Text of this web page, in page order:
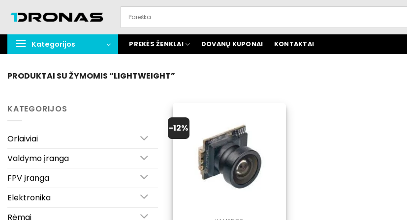
turinį
Kategorijos PREKĖS ŽENKLAI DOVANŲ KUPONAI KONTAKTAI
PRODUKTAI SU ŽYMOMIS “LIGHTWEIGHT”
KATEGORIJOS
Orlaiviai
Valdymo įranga
FPV įranga
Elektronika
Rėmai
-12%